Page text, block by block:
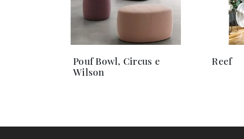
Pouf Bowl, Circus e
Wilson
Reef